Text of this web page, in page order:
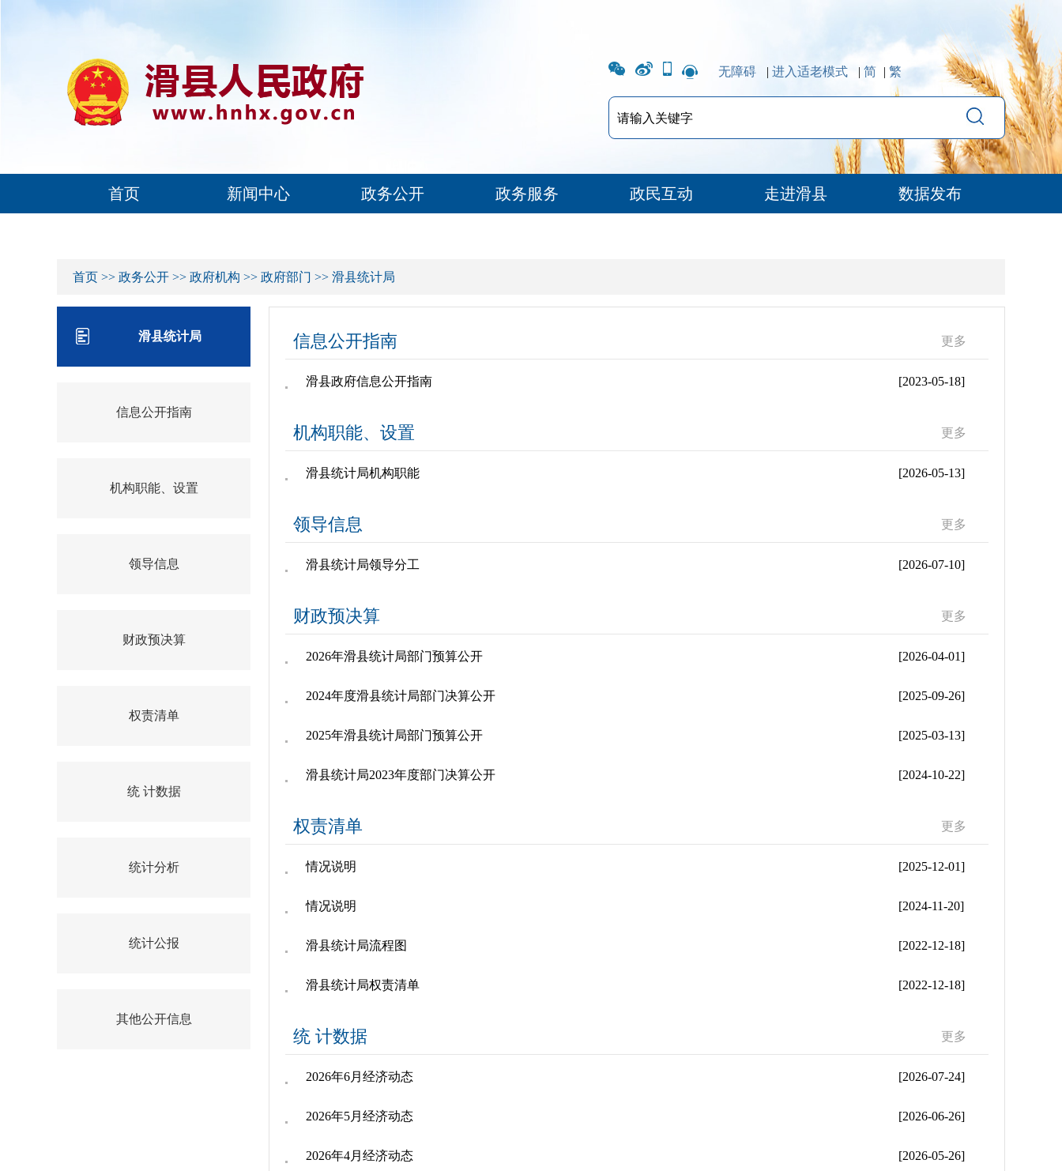
无障碍 | 进入适老模式 | 简 | 繁
首页 新闻中心 政务公开 政务服务 政民互动 走进滑县 数据发布
首页 >> 政务公开 >> 政府机构 >> 政府部门 >> 滑县统计局
滑县统计局
信息公开指南
机构职能、设置
领导信息
财政预决算
权责清单
统 计数据
统计分析
统计公报
其他公开信息
信息公开指南 更多
滑县政府信息公开指南 [2023-05-18]
机构职能、设置 更多
滑县统计局机构职能 [2026-05-13]
领导信息 更多
滑县统计局领导分工 [2026-07-10]
财政预决算 更多
2026年滑县统计局部门预算公开 [2026-04-01]
2024年度滑县统计局部门决算公开 [2025-09-26]
2025年滑县统计局部门预算公开 [2025-03-13]
滑县统计局2023年度部门决算公开 [2024-10-22]
权责清单 更多
情况说明 [2025-12-01]
情况说明 [2024-11-20]
滑县统计局流程图 [2022-12-18]
滑县统计局权责清单 [2022-12-18]
统 计数据 更多
2026年6月经济动态 [2026-07-24]
2026年5月经济动态 [2026-06-26]
2026年4月经济动态 [2026-05-26]